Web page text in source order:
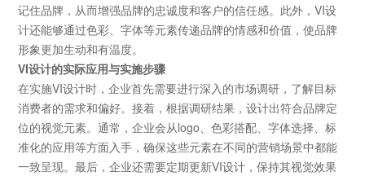
记住品牌，从而增强品牌的忠诚度和客户的信任感。此外，VI设
计还能够通过色彩、字体等元素传递品牌的情感和价值，使品牌
形象更加生动和有温度。
VI设计的实际应用与实施步骤
在实施VI设计时，企业首先需要进行深入的市场调研，了解目标
消费者的需求和偏好。接着，根据调研结果，设计出符合品牌定
位的视觉元素。通常，企业会从logo、色彩搭配、字体选择、标
准化的应用等方面入手，确保这些元素在不同的营销场景中都能
一致呈现。最后，企业还需要定期更新VI设计，保持其视觉效果